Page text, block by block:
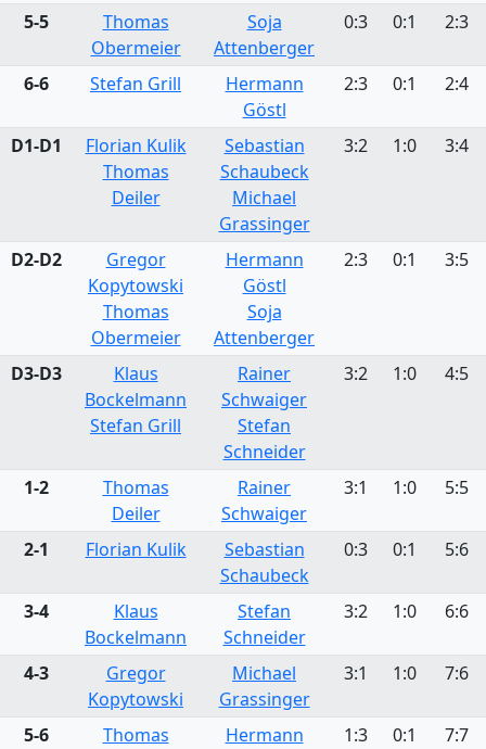
5-5
Thomas
Obermeier
Soja
Attenberger
0:3 0:1 2:3
6-6 Stefan Grill
Hermann
Göstl
2:3 0:1 2:4
D1-D1
Florian Kulik
Thomas
Deiler
Sebastian
Schaubeck
Michael
Grassinger
3:2 1:0 3:4
D2-D2
Gregor
Kopytowski
Thomas
Obermeier
Hermann
Göstl
Soja
Attenberger
2:3 0:1 3:5
D3-D3
Klaus
Bockelmann
Stefan Grill
Rainer
Schwaiger
Stefan
Schneider
3:2 1:0 4:5
1-2
Thomas
Deiler
Rainer
Schwaiger
3:1 1:0 5:5
2-1 Florian Kulik
Sebastian
Schaubeck
0:3 0:1 5:6
3-4
Klaus
Bockelmann
Stefan
Schneider
3:2 1:0 6:6
4-3
Gregor
Kopytowski
Michael
Grassinger
3:1 1:0 7:6
5-6
Thomas
Hermann
1:3 0:1 7:7